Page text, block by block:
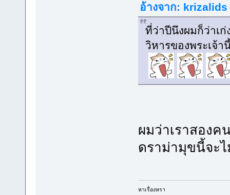
อ้างจาก: krizalids
ที่ว่าปีนึงผมก็ว่าเ
วิหารของพระเจ้า
ผมว่าเราสองค
ดราม่ามุขนี้จะ
หาเรื่องหรา